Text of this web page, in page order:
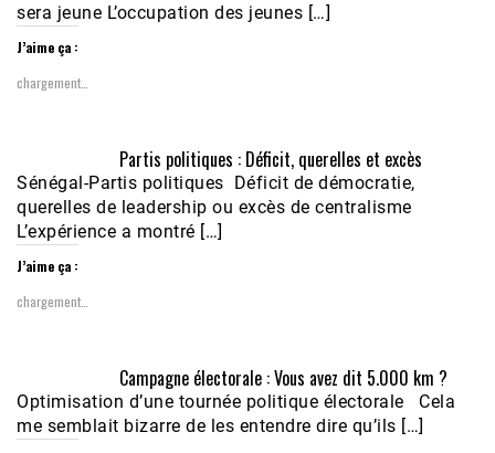
sera jeune L’occupation des jeunes […]
J’aime ça :
chargement…
Partis politiques : Déficit, querelles et excès
Sénégal-Partis politiques Déficit de démocratie,
querelles de leadership ou excès de centralisme
L’expérience a montré […]
J’aime ça :
chargement…
Campagne électorale : Vous avez dit 5.000 km ?
Optimisation d’une tournée politique électorale Cela
me semblait bizarre de les entendre dire qu’ils […]